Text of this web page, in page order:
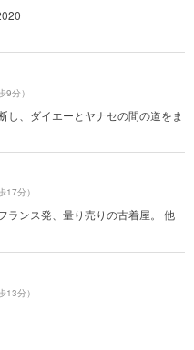
9分）
し、ダイエーとヤナセの間の道をま
17分）
ランス発、量り売りの古着屋。 他
13分）